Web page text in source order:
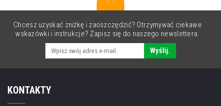
Chcesz uzyskać zniżkę i zaoszczędzić? Otrzymywać ciekawe
wskazówki i instrukcje? Zapisz się do naszego newslettera.
Wyślij.
KONTAKTY